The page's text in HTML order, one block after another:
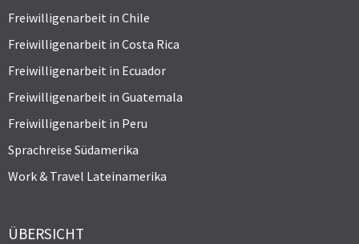
Freiwilligenarbeit in Chile
Freiwilligenarbeit in Costa Rica
Freiwilligenarbeit in Ecuador
Freiwilligenarbeit in Guatemala
Freiwilligenarbeit in Peru
Sprachreise Südamerika
Work & Travel Lateinamerika
ÜBERSICHT